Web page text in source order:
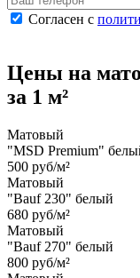
Согласен с
Цены на
за 1 м²
Матовый
"MSD Premium"
500 руб/м²
Матовый
"Bauf 230" белый
680 руб/м²
Матовый
"Bauf 270" белый
800 руб/м²